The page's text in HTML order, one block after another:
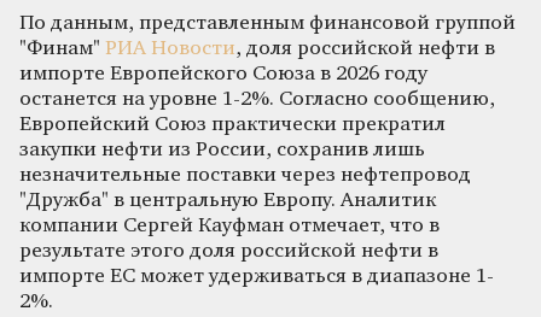
По данным, представленным финансовой группой
"Финам" РИА Новости, доля российской нефти в
импорте Европейского Союза в 2026 году
останется на уровне 1-2%. Согласно сообщению,
Европейский Союз практически прекратил
закупки нефти из России, сохранив лишь
незначительные поставки через нефтепровод
"Дружба" в центральную Европу. Аналитик
компании Сергей Кауфман отмечает, что в
результате этого доля российской нефти в
импорте ЕС может удерживаться в диапазоне 1-
2%.